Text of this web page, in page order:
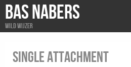
BAS NABERS
Wild wijzer
Single attachment